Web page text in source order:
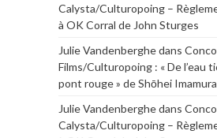
Calysta/Culturopoing –
à OK Corral de John Sturges
Julie Vandenberghedans
Films/Culturopoing : « De l’eau
pont rouge » de Shōhei Imamura
Julie Vandenberghedans
Calysta/Culturopoing –